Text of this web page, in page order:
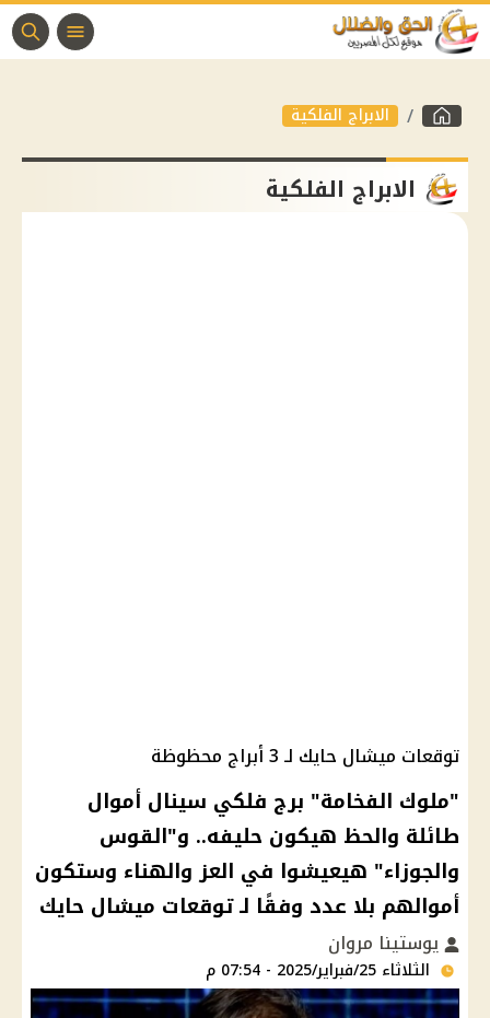
الابراج الفلكية
الابراج الفلكية
توقعات ميشال حايك لـ 3 أبراج محظوظة
"ملوك الفخامة" برج فلكي سينال أموال
طائلة والحظ هيكون حليفه.. و"القوس
والجوزاء" هيعيشوا في العز والهناء وستكون
أموالهم بلا عدد وفقًا لـ توقعات ميشال حايك
يوستينا مروان
الثلاثاء 25/فبراير/2025 - 07:54 م